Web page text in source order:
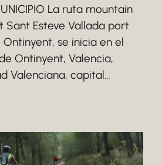
La ruta mountain
Sant Esteve Vallada port
se inicia en el
Ontinyent, Valencia,
Valenciana, capital…